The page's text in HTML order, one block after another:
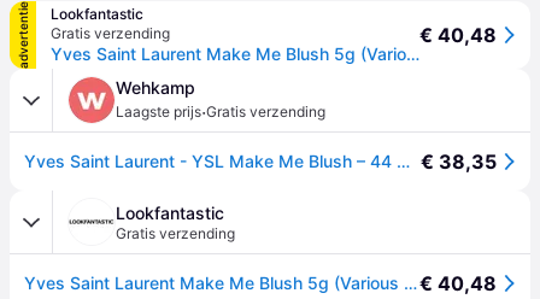
advertentie
Lookfantastic
Gratis verzending
Yves Saint Laurent Make Me Blush 5g (Various Shades) - Nude Lavallière 44
€ 40,48
Wehkamp
Laagste prijs·Gratis verzending
Yves Saint Laurent - YSL Make Me Blush – 44 Nude Lavalliere € 38,35
Lookfantastic
Gratis verzending
Yves Saint Laurent Make Me Blush 5g (Various Shades) - Nude Lavallière 44€ 40,48